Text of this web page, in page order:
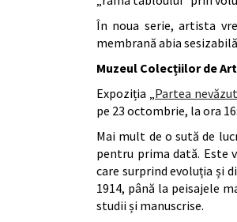
În noua serie, artista
membrană abia
Muzeul Colecțiilor de
Expoziția „Partea
pe 23 octombrie, la ora
Mai mult de o sută de
pentru prima dată. Este
care surprind evoluția și
1914, până la peisajele
studii și manuscrise.